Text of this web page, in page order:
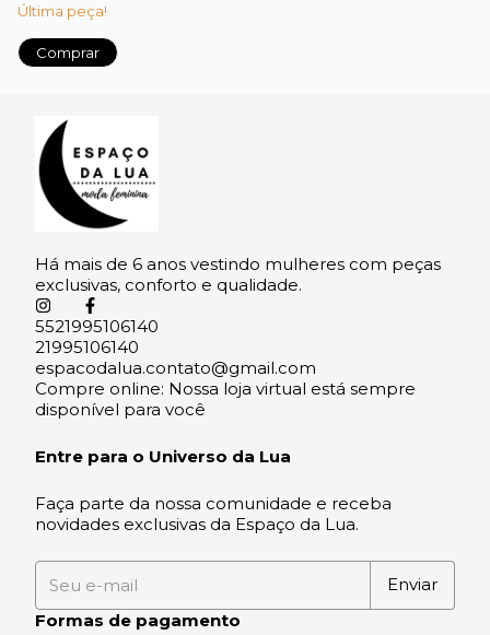
Última peça!
Comprar
Há mais de 6 anos vestindo mulheres com peças
exclusivas, conforto e qualidade.
5521995106140
21995106140
espacodalua.contato@gmail.com
Compre online: Nossa loja virtual está sempre
disponível para você
Entre para o Universo da Lua
Faça parte da nossa comunidade e receba
novidades exclusivas da Espaço da Lua.
Formas de pagamento